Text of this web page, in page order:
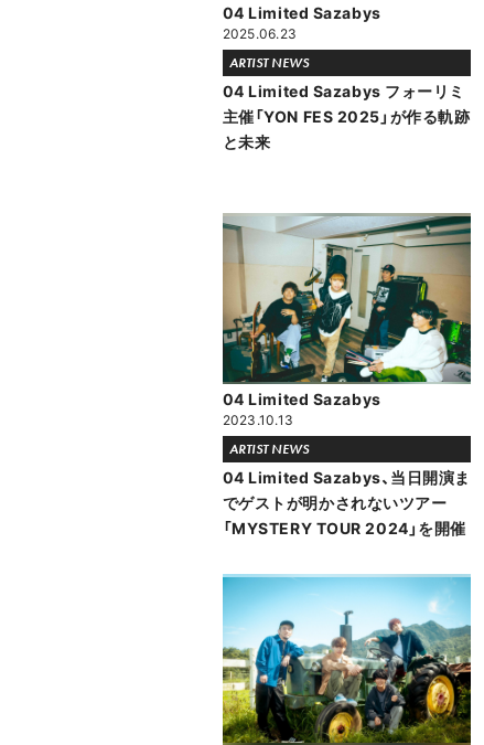
04 Limited Sazabys
2025.06.23
ARTIST NEWS
04 Limited Sazabys フォーリミ
主催「YON FES 2025」が作る軌跡
と未来
04 Limited Sazabys
2023.10.13
ARTIST NEWS
04 Limited Sazabys、当日開演ま
でゲストが明かされないツアー
「MYSTERY TOUR 2024」を開催